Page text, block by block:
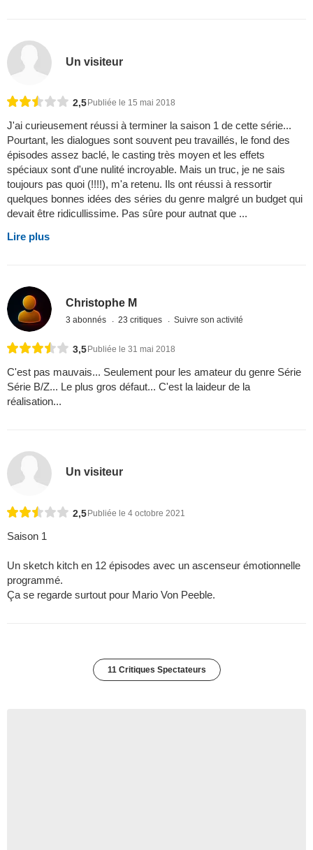
Un visiteur
2,5 Publiée le 15 mai 2018
J'ai curieusement réussi à terminer la saison 1 de cette série...
Pourtant, les dialogues sont souvent peu travaillés, le fond des
épisodes assez baclé, le casting très moyen et les effets
spéciaux sont d'une nulité incroyable. Mais un truc, je ne sais
toujours pas quoi (!!!!), m'a retenu. Ils ont réussi à ressortir
quelques bonnes idées des séries du genre malgré un budget qui
devait être ridicullissime. Pas sûre pour autnat que ...
Lire plus
Christophe M
3 abonnés 23 critiques Suivre son activité
3,5Publiée le 31 mai 2018
C'est pas mauvais... Seulement pour les amateur du genre Série
Série B/Z... Le plus gros défaut... C'est la laideur de la
réalisation...
Un visiteur
2,5 Publiée le 4 octobre 2021
Saison 1
Un sketch kitch en 12 épisodes avec un ascenseur émotionnelle
programmé.
Ça se regarde surtout pour Mario Von Peeble.
11 Critiques Spectateurs